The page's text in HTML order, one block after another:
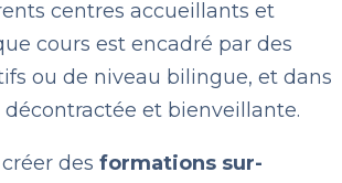
centres accueillants et
cours est encadré par des
ou de niveau bilingue, et dans
et bienveillante.
créer desformations sur-